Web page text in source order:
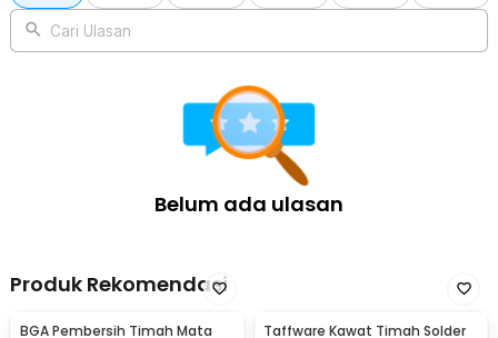
Cari Ulasan
Belum ada ulasan
Produk Rekomendasi
BGA Pembersih Timah Mata
Taffware Kawat Timah Solder